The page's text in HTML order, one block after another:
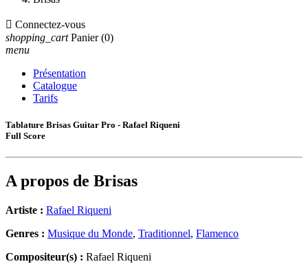
 Connectez-vous
shopping_cart Panier (0)
menu
Présentation
Catalogue
Tarifs
Tablature Brisas Guitar Pro - Rafael Riqueni
Full Score
A propos de Brisas
Artiste : Rafael Riqueni
Genres : Musique du Monde, Traditionnel, Flamenco
Compositeur(s) : Rafael Riqueni